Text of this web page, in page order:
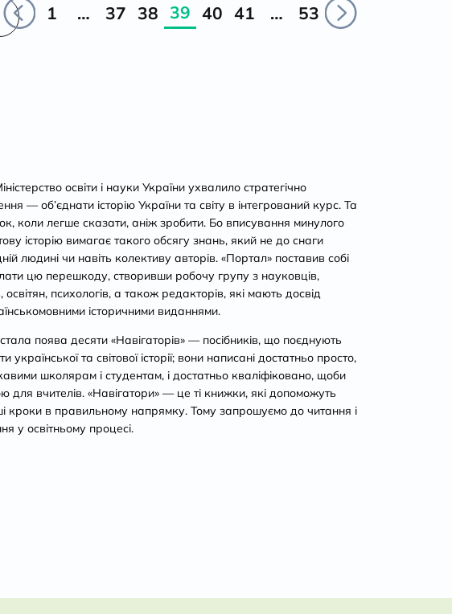
1 … 37 38 39 40 41 … 53
освіти і науки України ухвалило стратегічно
— об’єднати історію України та світу в інтегрований курс. Та
коли легше сказати, аніж зробити. Бо вписування минулого
історію вимагає такого обсягу знань, який не до снаги
людині чи навіть колективу авторів. «Портал» поставив собі
цю перешкоду, створивши робочу групу з науковців,
освітян, психологів, а також редакторів, які мають досвід
історичними виданнями.
поява десяти «Навігаторів» — посібників, що поєднують
української та світової історії; вони написані достатньо просто,
школярам і студентам, і достатньо кваліфіковано, щоби
для вчителів. «Навігатори» — це ті книжки, які допоможуть
кроки в правильному напрямку. Тому запрошуємо до читання і
у освітньому процесі.